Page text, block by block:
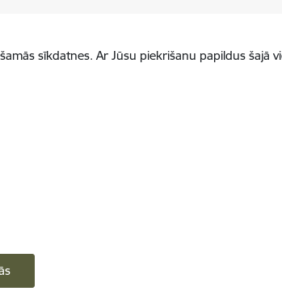
sīkdatnes. Ar Jūsu piekrišanu papildus šajā